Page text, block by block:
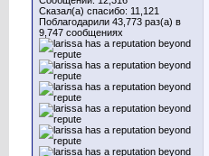
Сказал(а) спасибо: 11,121
Поблагодарили 43,773 раз(а) в
9,747 сообщениях